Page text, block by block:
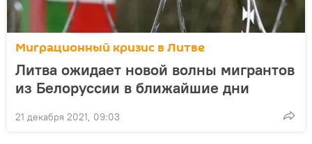
Миграционный кризис в Литве
Литва ожидает новой волны мигрантов
из Белоруссии в ближайшие дни
21 декабря 2021, 09:03